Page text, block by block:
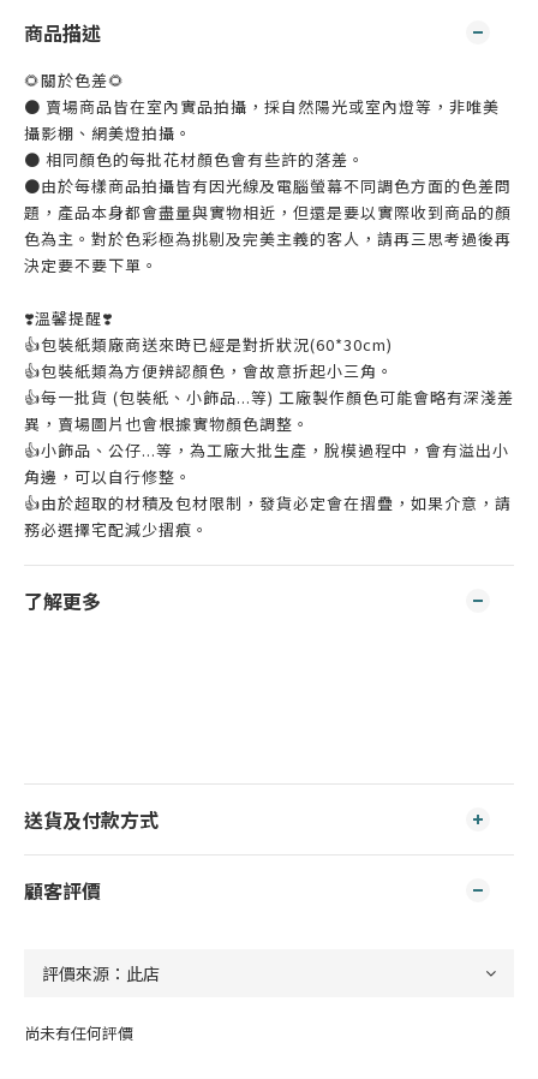
商品描述
🌻關於色差🌻
● 賣場商品皆在室內實品拍攝，採自然陽光或室內燈等，非唯美
攝影棚、網美燈拍攝。
● 相同顏色的每批花材顏色會有些許的落差。
●由於每樣商品拍攝皆有因光線及電腦螢幕不同調色方面的色差問
題，產品本身都會盡量與實物相近，但還是要以實際收到商品的顏
色為主。對於色彩極為挑剔及完美主義的客人，請再三思考過後再
決定要不要下單。
❣️溫馨提醒❣️
👍️包裝紙類廠商送來時已經是對折狀況(60*30cm)
👍️包裝紙類為方便辨認顏色，會故意折起小三角。
👍️每一批貨 (包裝紙、小飾品...等) 工廠製作顏色可能會略有深淺差
異，賣場圖片也會根據實物顏色調整。
👍️小飾品、公仔...等，為工廠大批生產，脫模過程中，會有溢出小
角邊，可以自行修整。
👍️由於超取的材積及包材限制，發貨必定會在摺疊，如果介意，請
務必選擇宅配減少摺痕。
了解更多
送貨及付款方式
顧客評價
尚未有任何評價